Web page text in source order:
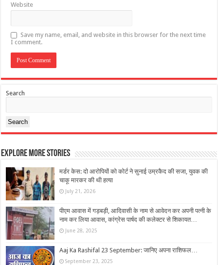
Website
Save my name, email, and website in this browser for the next time
I comment.
Search
Search
Explore More Stories
मर्डर केस: दो आरोपियों को कोर्ट ने सुनाई उम्रकैद की सजा, युवक की
चाकू मारकर की थी हत्या
July 21, 2026
पीएम आवास में गड़बड़ी, आदिवासी के नाम से आवेदन कर अपनी पत्नी के
नाम कर लिया आवास, कांग्रेस पार्षद की कलेक्टर से शिकायत…
June 28, 2025
Aaj Ka Rashifal 23 September: जानिए अपना राशिफल…
September 23, 2025